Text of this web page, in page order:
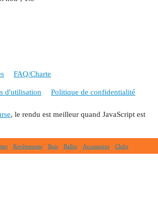
FAQ/Charte
d'utilisation Politique de confidentialité
, le rendu est meilleur quand JavaScript est
Revêtements Bois Balles Accessoires Clubs